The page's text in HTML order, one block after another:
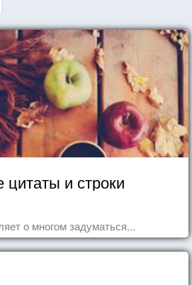
цитаты и строки
о многом задуматься...